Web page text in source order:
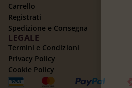
Carrello
Registrati
Spedizione e Consegna
LEGALE
Termini e Condizioni
Privacy Policy
Cookie Policy